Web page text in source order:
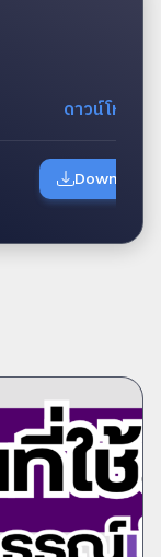
ดาวน์โหลด
Download